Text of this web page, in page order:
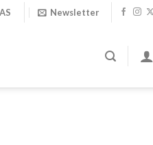
Newsletter